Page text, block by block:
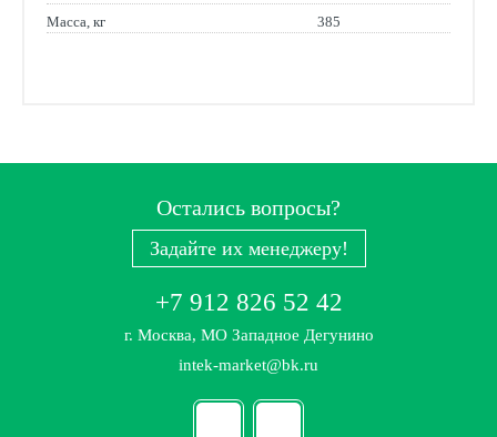
Масса, кг
385
Остались вопросы?
Задайте их менеджеру!
+7 912 826 52 42
г. Москва, МО Западное Дегунино
intek-market@bk.ru